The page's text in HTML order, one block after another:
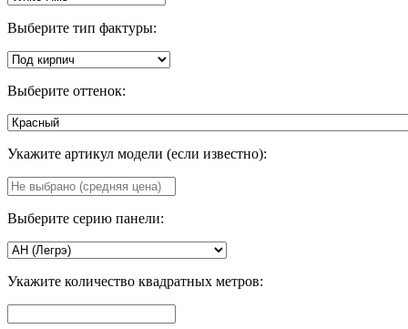
Выберите тип фактуры:
Выберите оттенок:
Укажите артикул модели (если известно):
Выберите серию панели:
Укажите количество квадратных метров: